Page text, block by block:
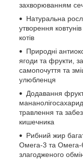
захворюванням
Натуральна
утворення
котів
Природні
ягоди та фрукти,
самопочуття та
улюбленця
Додавання
травлення та
кишечника
Рибний жир
Омега-3 та Омега-
злагодженого